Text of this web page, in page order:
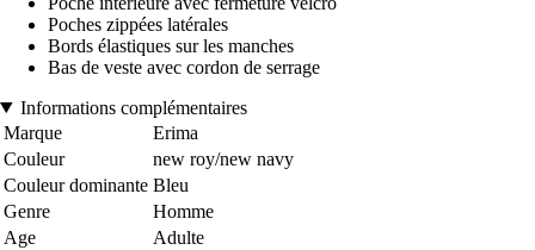
Poches zippées latérales
Bords élastiques sur les manches
Bas de veste avec cordon de serrage
Informations complémentaires
Marque
Erima
Couleur
new roy/new navy
Couleur dominante Bleu
Genre
Homme
Age
Adulte